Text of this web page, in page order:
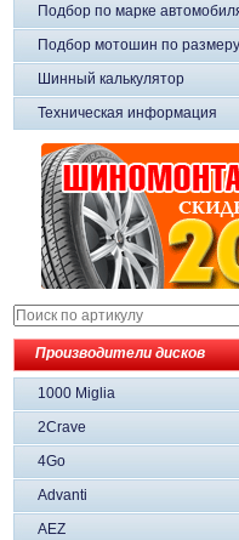
Подбор по марке
Подбор мотошин по размеру
Шинный калькулятор
Техническая информация
Производители дисков
1000 Miglia
2Crave
4Go
Advanti
AEZ